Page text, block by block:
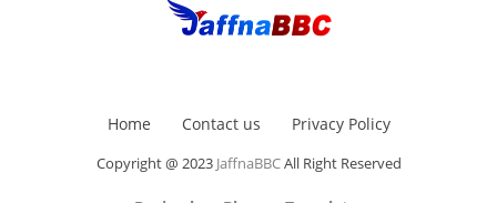
Home Contact us Privacy Policy
Copyright @ 2023 JaffnaBBCAll Right Reserved